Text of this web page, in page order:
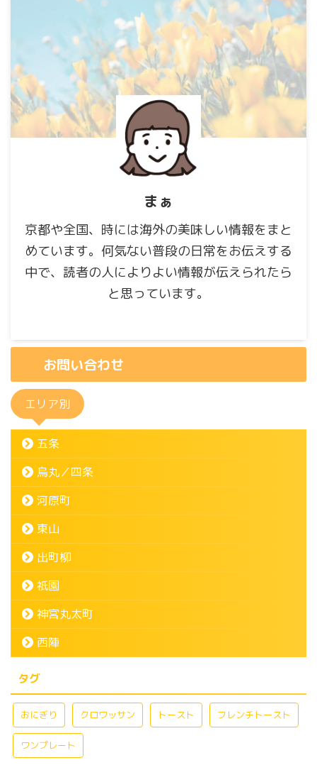
まぁ
京都や全国、時には海外の美味しい情報をまと
めています。何気ない普段の日常をお伝えする
中で、読者の人によりよい情報が伝えられたら
と思っています。
お問い合わせ
エリア別
五条
烏丸／四条
河原町
東山
出町柳
祇園
神宮丸太町
西陣
タグ
おにぎり クロワッサン トースト フレンチトースト
ワンプレート